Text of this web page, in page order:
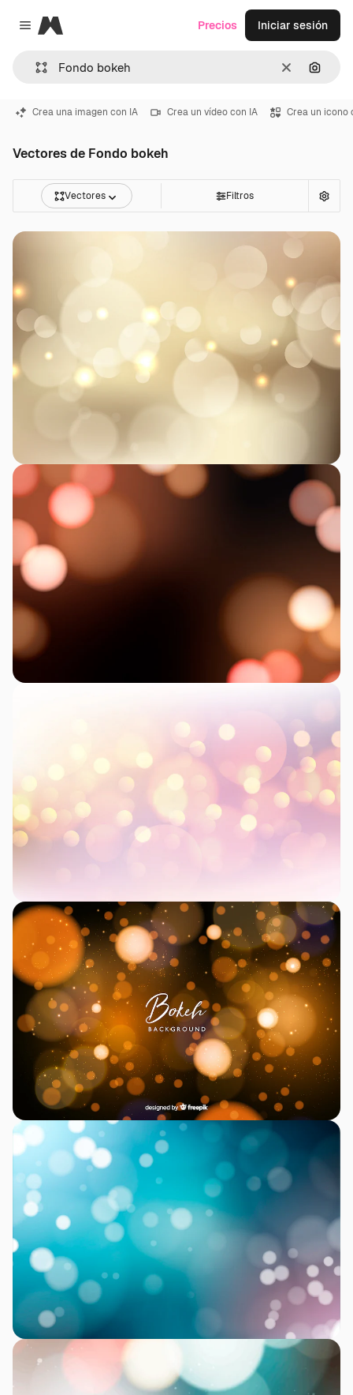
Close menu
Magnific
Borrar
Precios Iniciar sesión
Crea una imagen con IA Crea un vídeo con IA Crea un icono
Vectores de Fondo bokeh
Vectores Filtros